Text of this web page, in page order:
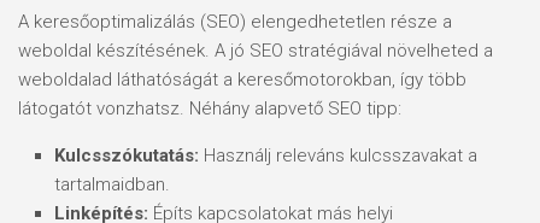
A keresőoptimalizálás (SEO) elengedhetetlen része a
weboldal készítésének. A jó SEO stratégiával növelheted a
weboldalad láthatóságát a keresőmotorokban, így több
látogatót vonzhatsz. Néhány alapvető SEO tipp:
Kulcsszókutatás: Használj releváns kulcsszavakat a
tartalmaidban.
Linképítés: Építs kapcsolatokat más helyi